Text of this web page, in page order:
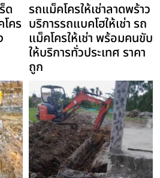
ด
คร
รถแม็คโครให้เช่าลาดพร้าว
บริการรถแบคโฮให้เช่า รถ
แม็คโครให้เช่า พร้อมคนขับ
ให้บริการทั่วประเทศ ราคา
ถูก